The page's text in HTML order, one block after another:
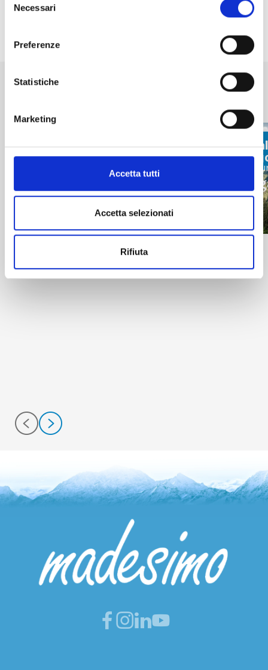
delNecessari
Preferenze
Statistiche
Marketing
Accetta tutti
Accetta selezionati
Rifiuta
Altri eventi in programma a
fino al:
28 Agosto
Bambini, Natura, Sport
Sommafit SUMMER
info
fino
30
Bici,
2026